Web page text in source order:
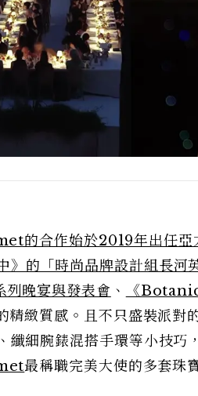
的合作始於2019年出任亞
》的「時尚品牌設計組長河
晚宴與發表會 、 《
精緻質感。且不只盛裝派對
纖細腕錶混搭手環等小技巧
最稱職完美大使的多套珠